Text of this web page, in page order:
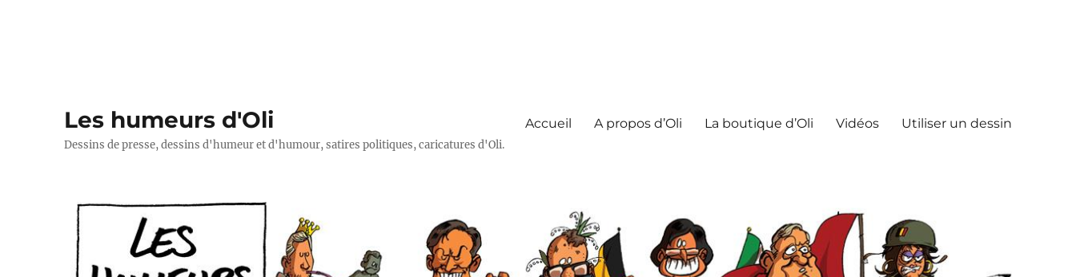
Les humeurs d'Oli
Dessins de presse, dessins d'humeur et d'humour, satires politiques, caricatures d'Oli.
Accueil A propos d’Oli La boutique d’Oli Vidéos Utiliser un dessin